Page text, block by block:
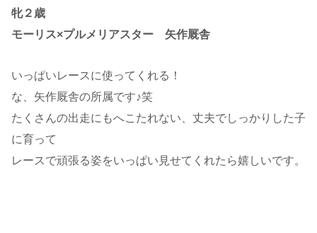
牝２歳
モーリス×プルメリアスター 矢作厩舎
いっぱいレースに使ってくれる！
な、矢作厩舎の所属です♪笑
たくさんの出走にもへこたれない、丈夫でしっかりした子
に育って
レースで頑張る姿をいっぱい見せてくれたら嬉しいです。